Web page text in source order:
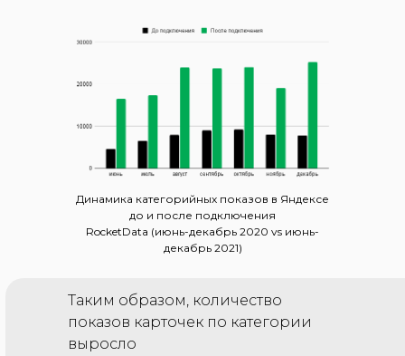
Таким образом, количество
показов карточек по категории
выросло
Динамика категорийных показов в Яндексе
до и после подключения
RocketData (июнь-декабрь 2020 vs июнь-
декабрь 2021)